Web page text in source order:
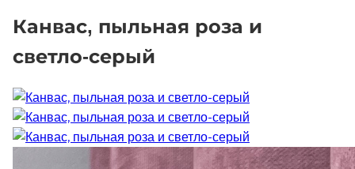
Канвас, пыльная роза и
светло-серый